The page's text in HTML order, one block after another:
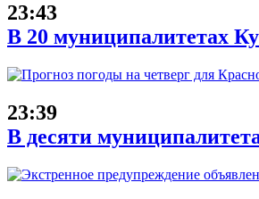
23:43
В 20 муниципалитетах
23:39
В десяти